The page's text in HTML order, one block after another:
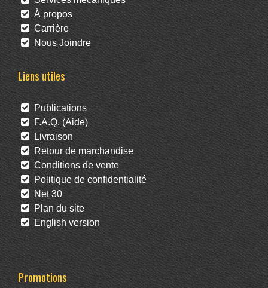
À propos
Carrière
Nous Joindre
Liens utiles
Publications
F.A.Q. (Aide)
Livraison
Retour de marchandise
Conditions de vente
Politique de confidentialité
Net 30
Plan du site
English version
Promotions